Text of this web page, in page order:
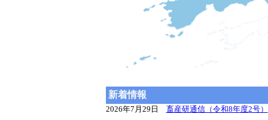
新着情報
2026年7月29日 畜産研通信（令和8年度2号）